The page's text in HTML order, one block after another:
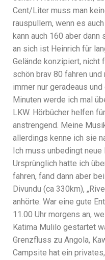
Cent/Liter muss man
rauspullern, wenn es
kann auch 160 aber
an sich ist Heinrich für
Gelände konzipiert, nicht
schön brav 80 fahren
immer nur geradeaus
Minuten werde ich mal
LKW. Hörbücher helfen
anstrengend. Meine
allerdings kenne ich sie
Ich muss unbedingt
Ursprünglich hatte ich
fahren, fand dann aber
Divundu (ca 330km),
anhörte. War eine gute
11.00 Uhr morgens an,
Katima Mulilo gestartet
Grenzfluss zu Angola,
Campsite hat ein